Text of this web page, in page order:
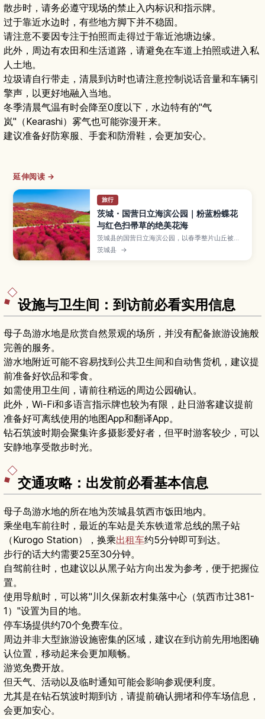
散步时，请务必遵守现场的禁止入内标识和指示牌。
过于靠近水边时，有些地方脚下并不稳固。
请注意不要因专注于拍照而走得过于靠近池塘边缘。
此外，周边有农田和生活道路，请避免在车道上拍照或进入私
人土地。
垃圾请自行带走，清晨到访时也请注意控制说话音量和车辆引
擎声，以更好地融入当地。
冬季清晨气温有时会降至0度以下，水边特有的"气
岚"（Kearashi）雾气也可能弥漫开来。
建议准备好防寒服、手套和防滑鞋，会更加安心。
延伸阅读 →
旅行
茨城・国营日立海滨公园｜粉蓝粉蝶花
与红色扫帚草的绝美花海
茨城县的国营日立海滨公园，以春季整片山丘被粉
蓝色粉蝶花覆盖、秋季染成红色的扫帚草而闻名，
是日本人气赏花与拍照景点。本文将介绍四季主要
茨城县 →
设施与卫生间：到访前必看实用信息
母子岛游水地是欣赏自然景观的场所，并没有配备旅游设施般
完善的服务。
游水地附近可能不容易找到公共卫生间和自动售货机，建议提
前准备好饮品和零食。
如需使用卫生间，请前往稍远的周边公园确认。
此外，Wi-Fi和多语言指示牌也较为有限，赴日游客建议提前
准备好可离线使用的地图App和翻译App。
钻石筑波时期会聚集许多摄影爱好者，但平时游客较少，可以
安静地享受散步时光。
交通攻略：出发前必看基本信息
母子岛游水地的所在地为茨城县筑西市饭田地内。
乘坐电车前往时，最近的车站是关东铁道常总线的黑子站
（Kurogo Station），换乘出租车约5分钟即可到达。
步行的话大约需要25至30分钟。
自驾前往时，也建议以从黑子站方向出发为参考，便于把握位
置。
使用导航时，可以将"川久保新农村集落中心（筑西市辻381-
1）"设置为目的地。
停车场提供约70个免费车位。
周边并非大型旅游设施密集的区域，建议在到访前先用地图确
认位置，移动起来会更加顺畅。
游览免费开放。
但天气、活动以及临时通知可能会影响参观便利度。
尤其是在钻石筑波时期到访，请提前确认拥堵和停车场信息，
会更加安心。